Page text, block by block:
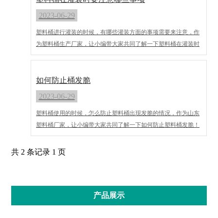
2023-06-29
塑料桶进行灌装的时候，有哪些灌装方面的事项需要来注意，作
为塑料桶生产厂家，让小编带大家共同了解一下塑料桶在灌装时
要注意哪些事项！
如何防止桶发脆
2023-06-29
塑料桶使用的时候，怎么防止塑料桶出现发脆的情况，作为山东
塑料桶厂家，让小编带大家共同了解一下如何防止塑料桶发脆！
共 2 条记录 1 页
产品展示